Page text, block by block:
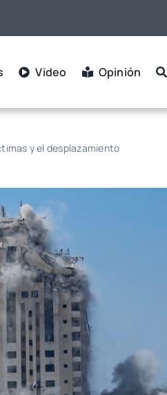
Video Opinión
y el desplazamiento